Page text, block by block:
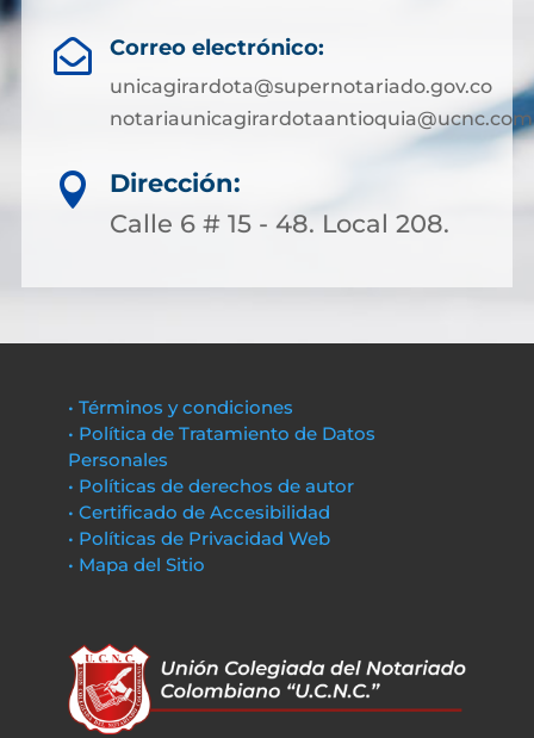
 Correo electrónico:
unicagirardota@supernotariado.gov.co

Dirección:
Calle 6 # 15 - 48. Local 208.
• Términos y condiciones
• Política de Tratamiento de Datos
Personales
• Políticas de derechos de autor
• Certificado de Accesibilidad
• Políticas de Privacidad Web
• Mapa del Sitio